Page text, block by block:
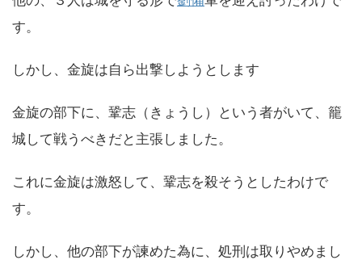
す。
しかし、金旋は自ら出撃しようとします
金旋の部下に、鞏志（きょうし）という者がいて、籠
城して戦うべきだと主張しました。
これに金旋は激怒して、鞏志を殺そうとしたわけで
す。
しかし、他の部下が諫めた為に、処刑は取りやめまし